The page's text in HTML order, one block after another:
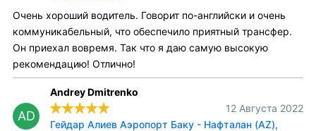
Очень хороший водитель. Говорит по-английски и очень
коммуникабельный, что обеспечило приятный трансфер.
Он приехал вовремя. Так что я даю самую высокую
рекомендацию! Отлично!
AD
Andrey Dmitrenko
12 Августа 2022
Гейдар Алиев Аэропорт Баку - Нафталан (AZ),